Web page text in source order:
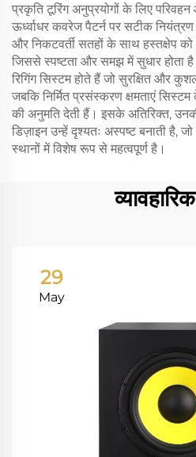
प्रकृति टूरिंग अनुप्रयोगों के लिए
ऊर्ध्वाधर कवरेज पैटर्न पर सटीक
और निकटवर्ती सतहों के साथ हस्तक्षेप
जिससे स्पष्टता और समझ में सुधार होता
रिगिंग सिस्टम होते हैं जो सुरक्षित और
जबकि निर्मित प्रसंस्करण क्षमताएं
की अनुमति देती हैं। इसके अतिरिक्त,
डिज़ाइन उन्हें दृश्यतः अस्पष्ट बनाती है,
स्थानों में विशेष रूप से महत्वपूर्ण है।
29
May